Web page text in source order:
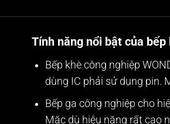
Tính năng nổi bật của bếp
Bếp khè công nghiệp
dùng IC phải sử dụng pin.
Bếp ga công nghiệp cho
Mặc dù hiệu năng rất cao